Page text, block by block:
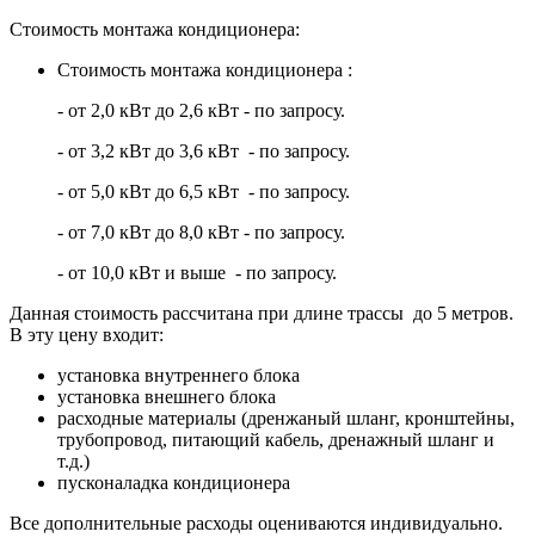
Стоимость монтажа кондиционера:
Стоимость монтажа кондиционера :
- от 2,0 кВт до 2,6 кВт - по запросу.
- от 3,2 кВт до 3,6 кВт - по запросу.
- от 5,0 кВт до 6,5 кВт - по запросу.
- от 7,0 кВт до 8,0 кВт - по запросу.
- от 10,0 кВт и выше - по запросу.
Данная стоимость рассчитана при длине трассы до 5 метров.
В эту цену входит:
установка внутреннего блока
установка внешнего блока
расходные материалы (дренжаный шланг, кронштейны,
трубопровод, питающий кабель, дренажный шланг и
т.д.)
пусконаладка кондиционера
Все дополнительные расходы оцениваются индивидуально.